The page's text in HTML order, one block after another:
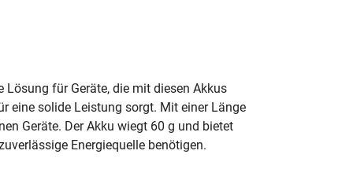
Lösung für Geräte, die mit diesen Akkus
eine solide Leistung sorgt. Mit einer Länge
Geräte. Der Akku wiegt 60 g und bietet
Energiequelle benötigen.